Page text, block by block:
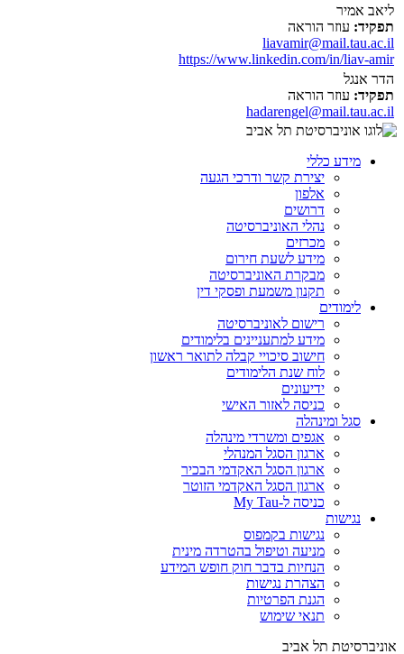
ליאב אמיר
תפקיד: עוזר הוראה
liavamir@mail.tau.ac.il
https://www.linkedin.com/in/liav-amir
הדר אנגל
תפקיד: עוזר הוראה
hadarengel@mail.tau.ac.il
מידע כללי
יצירת קשר ודרכי הגעה
אלפון
דרושים
נהלי האוניברסיטה
מכרזים
מידע לשעת חירום
מבקרת האוניברסיטה
תקנון משמעת ופסקי דין
לימודים
רישום לאוניברסיטה
מידע למתעניינים בלימודים
חישוב סיכויי קבלה לתואר ראשון
לוח שנת הלימודים
ידיעונים
כניסה לאזור האישי
סגל ומינהלה
אגפים ומשרדי מינהלה
ארגון הסגל המנהלי
ארגון הסגל האקדמי הבכיר
ארגון הסגל האקדמי הזוטר
כניסה ל-My Tau
נגישות
נגישות בקמפוס
מניעה וטיפול בהטרדה מינית
הנחיות בדבר חוק חופש המידע
הצהרת נגישות
הגנת הפרטיות
תנאי שימוש
אוניברסיטת תל אביב